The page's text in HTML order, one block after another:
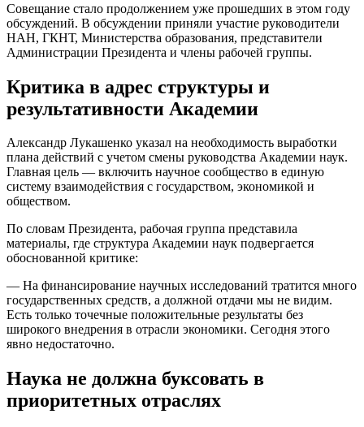
Совещание стало продолжением уже прошедших в этом году
обсуждений. В обсуждении приняли участие руководители
НАН, ГКНТ, Министерства образования, представители
Администрации Президента и члены рабочей группы.
Критика в адрес структуры и
результативности Академии
Александр Лукашенко указал на необходимость выработки
плана действий с учетом смены руководства Академии наук.
Главная цель — включить научное сообщество в единую
систему взаимодействия с государством, экономикой и
обществом.
По словам Президента, рабочая группа представила
материалы, где структура Академии наук подвергается
обоснованной критике:
— На финансирование научных исследований тратится много
государственных средств, а должной отдачи мы не видим.
Есть только точечные положительные результаты без
широкого внедрения в отрасли экономики. Сегодня этого
явно недостаточно.
Наука не должна буксовать в
приоритетных отраслях